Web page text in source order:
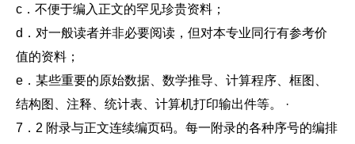
c．不便于编入正文的罕见珍贵资料；
d．对一般读者并非必要阅读，但对本专业同行有参考价
值的资料；
e．某些重要的原始数据、数学推导、计算程序、框图、
结构图、注释、统计表、计算机打印输出件等。 ·
7．2 附录与正文连续编页码。每一附录的各种序号的编排